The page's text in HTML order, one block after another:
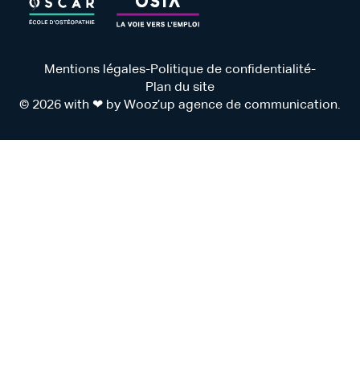
Mentions légales-Politique de confidentialité-
Plan du site
© 2026 with ❤ by Wooz’up agence de communication.